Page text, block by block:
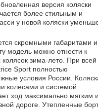
версия коляски
более стильным и
у новой коляски
скромными габаритами и
модель можно отнести к
зима-лето. При всей
Sport полностью
условия России.
колесами и системой
ход максимально мягким
дороге. Утепленные